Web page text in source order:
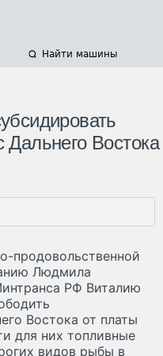
Найти машины
Дальнего Востока
продовольственной
Людмила
РФ Виталию
Востока от платы
для них топливные
видов рыбы в